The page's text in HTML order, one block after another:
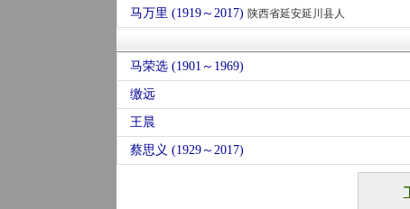
马万里 (1919～2017) 陕西省延安延川县人
马荣选 (1901～1969)
缴远
王晨
蔡思义 (1929～2017)